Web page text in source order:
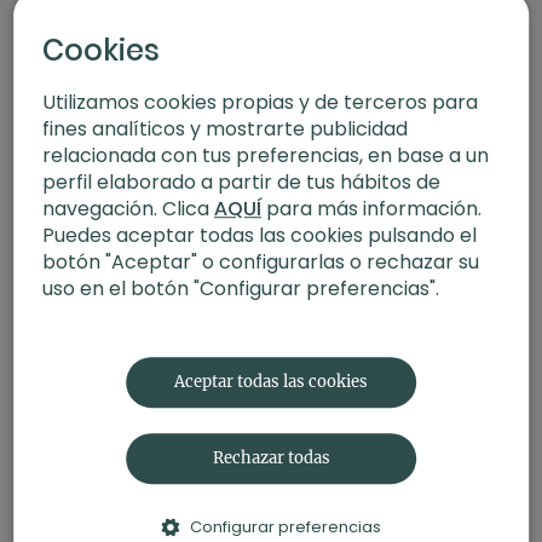
01:03:52
Cookies
Utilizamos cookies propias y de terceros para
fines analíticos y mostrarte publicidad
relacionada con tus preferencias, en base a un
perfil elaborado a partir de tus hábitos de
navegación. ClicaAQUÍpara más información.
Puedes aceptar todas las cookies pulsando el
botón "Aceptar" o configurarlas o rechazar su
uso en el botón "Configurar preferencias".
Aceptar todas las cookies
Rechazar todas
Configurar preferencias